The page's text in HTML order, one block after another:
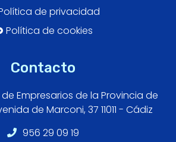
de privacidad
Política de cookies
Contacto
Empresarios de la Provincia de
de Marconi, 37 11011 - Cádiz
956 29 09 19